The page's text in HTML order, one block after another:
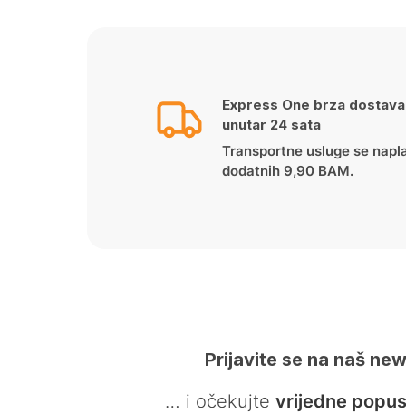
Express One brza dostava
unutar 24 sata
Transportne usluge se
dodatnih 9,90 BAM.
Prijavite se na naš
… i očekujte vrijedne